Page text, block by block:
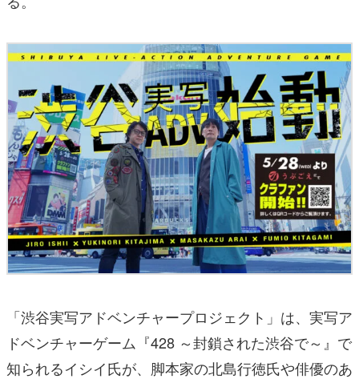
「渋谷実写アドベンチャープロジェクト」は、実写ア
ドベンチャーゲーム『428 ～封鎖された渋谷で～』で
知られるイシイ氏が、脚本家の北島行徳氏や俳優のあ